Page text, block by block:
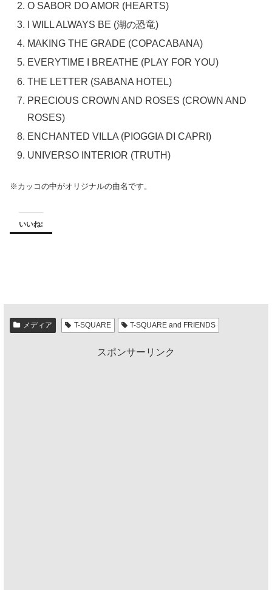
O SABOR DO AMOR (HEARTS)
I WILL ALWAYS BE (湖の恐竜)
MAKING THE GRADE (COPACABANA)
EVERYTIME I BREATHE (PLAY FOR YOU)
THE LETTER (SABANA HOTEL)
PRECIOUS CROWN AND ROSES (CROWN AND
ROSES)
ENCHANTED VILLA (PIOGGIA DI CAPRI)
UNIVERSO INTERIOR (TRUTH)
※カッコの中がオリジナルの曲名です。
いいね:
メディア T-SQUARE T-SQUARE and FRIENDS
スポンサーリンク